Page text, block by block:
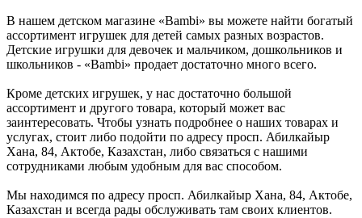
В нашем детском магазине «Bambi» вы можете найти богатый
ассортимент игрушек для детей самых разных возрастов.
Детские игрушки для девочек и мальчиком, дошкольников и
школьников - «Bambi» продает достаточно много всего.
Кроме детских игрушек, у нас достаточно большой
ассортимент и другого товара, который может вас
заинтересовать. Чтобы узнать подробнее о наших товарах и
услугах, стоит либо подойти по адресу просп. Абилкайыр
Хана, 84, Актобе, Казахстан, либо связаться с нашими
сотрудниками любым удобным для вас способом.
Мы находимся по адресу просп. Абилкайыр Хана, 84, Актобе,
Казахстан и всегда рады обслуживать там своих клиентов.